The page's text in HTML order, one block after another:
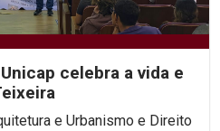
celebra a vida e
e Urbanismo e Direito